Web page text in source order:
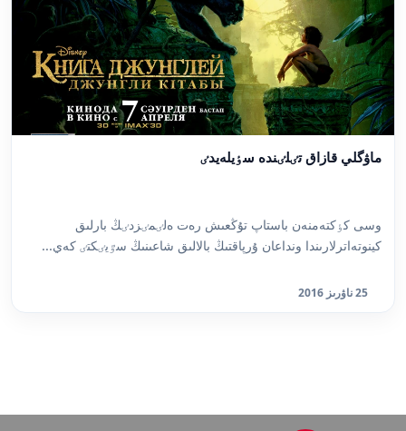
ماۋگلي قازاق تٸلٸندە سٶيلەيدٸ
وسى كٶكتەمنەن باستاپ تۇڭعىش رەت ەلٸمٸزدٸڭ بارلىق
كينوتەاترلارىندا ونداعان ۇرپاقتىڭ بالالىق شاعىنىڭ سٷيٸكتٸ كەي...
25 ناۋرىز 2016